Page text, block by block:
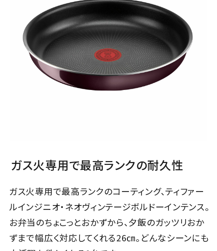
ガス火専用で最高ランクの耐久性
ガス火専用で最高ランクのコーティング、ティファー
ルインジニオ・ネオヴィンテージボルドーインテンス。
お弁当のちょこっとおかずから、夕飯のガッツリおか
ずまで幅広く対応してくれる26㎝。どんなシーンにも